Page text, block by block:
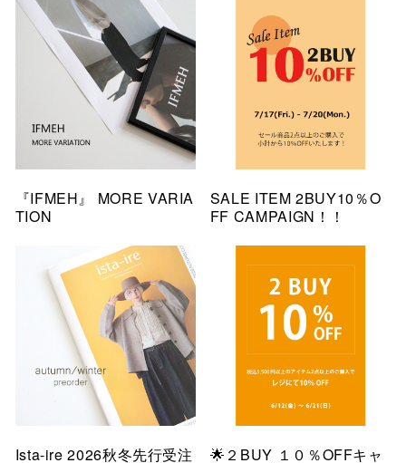
『IFMEH』 MORE VARIA
TION
SALE ITEM 2BUY10％O
FF CAMPAIGN！！
Ista-ire 2026秋冬先行受注
🌟２BUY １０％OFFキャ